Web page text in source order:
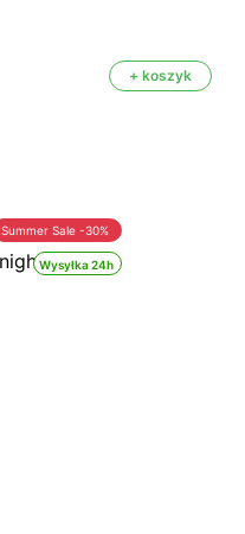
+ koszyk
Wysyłka 24h
Summer Sale -30%